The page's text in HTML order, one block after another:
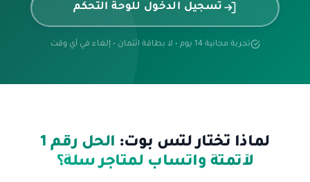
تسجيل الدخول للوحة التحكم
تجربة مجانية 14 يوم • لا بطاقة ائتمان • إلغاء في أي وقت
لماذا تختار لتس بوت:
الحل رقم 1
لأتمتة واتساب لمتاجر سلة؟